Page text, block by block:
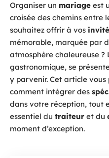
Organiser un mariage est
croisée des chemins entre
souhaitez offrir à vos
mémorable, marquée par
atmosphère chaleureuse ?
gastronomique, se
y parvenir. Cet article
comment intégrer des
dans votre réception, tout
essentiel du traiteur et du
moment d’exception.